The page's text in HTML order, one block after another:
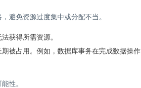
避免资源过度集中或分配不当。
获得所需资源。
被占用。例如，数据库事务在完成数据操作
性。